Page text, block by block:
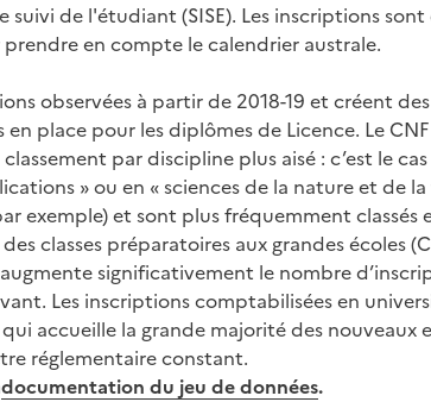
de l'étudiant (SISE). Les inscriptions
en compte le calendrier australe.
observées à partir de 2018-19 et créent
en place pour les diplômes de Licence. Le
par discipline plus aisé : c’est le
» ou en « sciences de la nature et de
exemple) et sont plus fréquemment classés
classes préparatoires aux grandes écoles
significativement le nombre
Les inscriptions comptabilisées en
accueille la grande majorité des
réglementaire constant.
documentation du jeu de données.